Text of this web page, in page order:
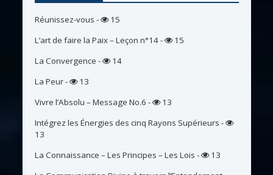
Réunissez-vous -
15
L’art de faire la Paix – Leçon n°14-
15
La Convergence -
14
La Peur-
13
Vivre l’Absolu – Message No.6 -
13
Intégrez les Énergies des cinq Rayons Supérieurs -
13
La Connaissance – Les Principes – Les Lois -
13